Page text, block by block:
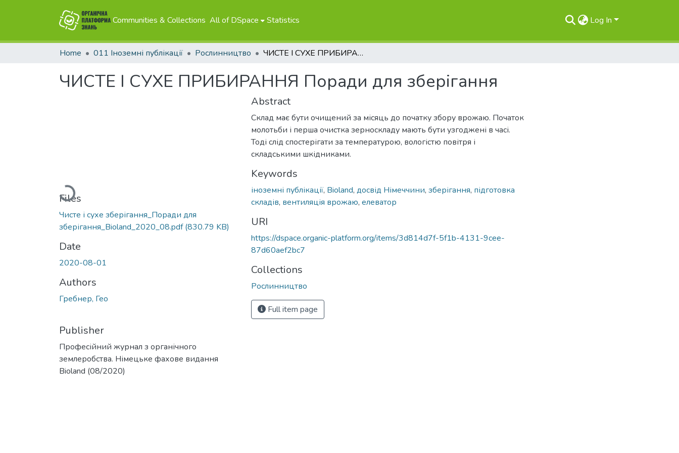
Communities & Collections All of DSpace Statistics Log In
Home 011 Іноземні публікації Рослинництво ЧИСТЕ І СУХЕ ПРИБИРАННЯ Поради для зберігання
ЧИСТЕ І СУХЕ ПРИБИРАННЯ Поради для зберігання
Loading...
Files
Чисте і сухе зберігання_Поради для
зберігання_Bioland_2020_08.pdf(830.79 KB)
Date
2020-08-01
Authors
Гребнер, Гео
Publisher
Професійний журнал з органічного
землеробства. Німецьке фахове видання
Bioland (08/2020)
Abstract
Склад має бути очищений за місяць до початку збору врожаю. Початок
молотьби і перша очистка зерноскладу мають бути узгоджені в часі.
Тоді слід спостерігати за температурою, вологістю повітря і
складськими шкідниками.
Keywords
іноземні публікації, Bioland, досвід Німеччини, зберігання, підготовка
складів, вентиляція врожаю, елеватор
URI
https://dspace.organic-platform.org/items/3d814d7f-5f1b-4131-9cee-
87d60aef2bc7
Collections
Рослинництво
Full item page